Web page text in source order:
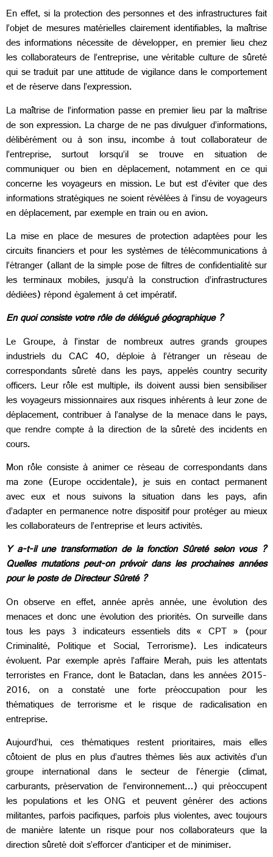
En effet, si la protection des personnes et des infrastructures fait
l’objet de mesures matérielles clairement identifiables, la maîtrise
des informations nécessite de développer, en premier lieu chez
les collaborateurs de l’entreprise, une véritable culture de sûreté
qui se traduit par une attitude de vigilance dans le comportement
et de réserve dans l’expression.
La maîtrise de l’information passe en premier lieu par la maîtrise
de son expression. La charge de ne pas divulguer d’informations,
délibérément ou à son insu, incombe à tout collaborateur de
l’entreprise, surtout lorsqu’il se trouve en situation de
communiquer ou bien en déplacement, notamment en ce qui
concerne les voyageurs en mission. Le but est d’éviter que des
informations stratégiques ne soient révélées à l’insu de voyageurs
en déplacement, par exemple en train ou en avion.
La mise en place de mesures de protection adaptées pour les
circuits financiers et pour les systèmes de télécommunications à
l’étranger (allant de la simple pose de filtres de confidentialité sur
les terminaux mobiles, jusqu’à la construction d’infrastructures
dédiées) répond également à cet impératif.
En quoi consiste votre rôle de délégué géographique ?
Le Groupe, à l’instar de nombreux autres grands groupes
industriels du CAC 40, déploie à l’étranger un réseau de
correspondants sûreté dans les pays, appelés country security
officers. Leur rôle est multiple, ils doivent aussi bien sensibiliser
les voyageurs missionnaires aux risques inhérents à leur zone de
déplacement, contribuer à l’analyse de la menace dans le pays,
que rendre compte à la direction de la sûreté des incidents en
cours.
Mon rôle consiste à animer ce réseau de correspondants dans
ma zone (Europe occidentale), je suis en contact permanent
avec eux et nous suivons la situation dans les pays, afin
d’adapter en permanence notre dispositif pour protéger au mieux
les collaborateurs de l’entreprise et leurs activités.
Y a-t-il une transformation de la fonction Sûreté selon vous ?
Quelles mutations peut-on prévoir dans les prochaines années
pour le poste de Directeur Sûreté ?
On observe en effet, année après année, une évolution des
menaces et donc une évolution des priorités. On surveille dans
tous les pays 3 indicateurs essentiels dits « CPT » (pour
Criminalité, Politique et Social, Terrorisme). Les indicateurs
évoluent. Par exemple après l’affaire Merah, puis les attentats
terroristes en France, dont le Bataclan, dans les années 2015-
2016, on a constaté une forte préoccupation pour les
thématiques de terrorisme et le risque de radicalisation en
entreprise.
Aujourd’hui, ces thématiques restent prioritaires, mais elles
côtoient de plus en plus d’autres thèmes liés aux activités d’un
groupe international dans le secteur de l’énergie (climat,
carburants, préservation de l’environnement…) qui préoccupent
les populations et les ONG et peuvent générer des actions
militantes, parfois pacifiques, parfois plus violentes, avec toujours
de manière latente un risque pour nos collaborateurs que la
direction sûreté doit s’efforcer d’anticiper et de minimiser.